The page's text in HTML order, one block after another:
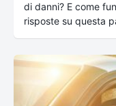
di danni? E come
risposte su questa